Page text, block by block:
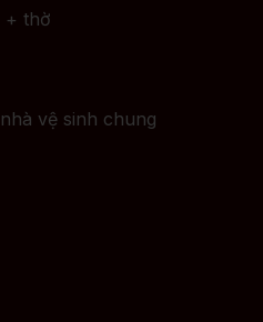
+ thờ
vệ sinh chung